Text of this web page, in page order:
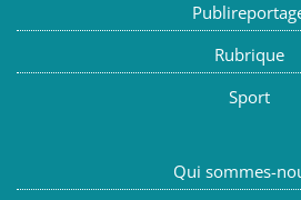
Rubrique
Sport
Qui sommes-